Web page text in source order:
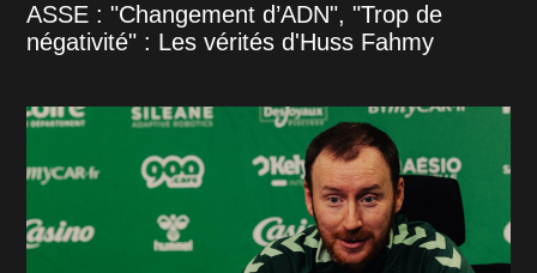
ASSE : "Changement d’ADN", "Trop de
négativité" : Les vérités d'Huss Fahmy